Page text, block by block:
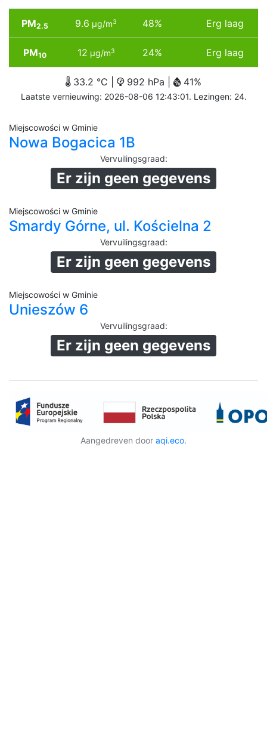
PM2.5 9.6 µg/m3 48% Erg laag
PM10 12 µg/m3 24% Erg laag
33.2 °C | 992 hPa | 41%
Laatste vernieuwing: 2026-08-06 12:43:01. Lezingen: 24.
Miejscowości w Gminie
Nowa Bogacica 1B
Vervuilingsgraad:
Er zijn geen gegevens
Miejscowości w Gminie
Smardy Górne, ul. Kościelna 2
Vervuilingsgraad:
Er zijn geen gegevens
Miejscowości w Gminie
Unieszów 6
Vervuilingsgraad:
Er zijn geen gegevens
Aangedreven door aqi.eco.